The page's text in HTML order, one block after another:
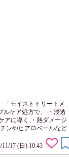
「モイストトリートメ
ルケア処方で、 ・浸透
アに導く ・熱ダメージ
ンやヒアロベールなど
整えてくれます。 フル
に 広がり甘い気分のシ
450mlの大容量 髪の水
11/17 (日) 10:43